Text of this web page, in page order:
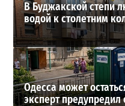
В Буджакской степи
водой к столетним
Одесса может
эксперт